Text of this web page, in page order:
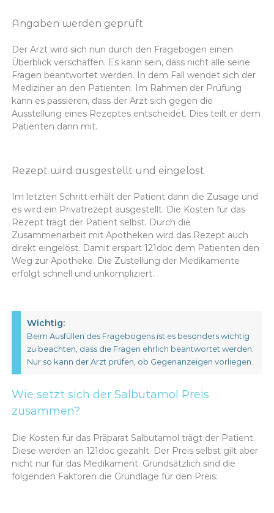
Angaben werden geprüft
Der Arzt wird sich nun durch den Fragebogen einen
Überblick verschaffen. Es kann sein, dass nicht alle seine
Fragen beantwortet werden. In dem Fall wendet sich der
Mediziner an den Patienten. Im Rahmen der Prüfung
kann es passieren, dass der Arzt sich gegen die
Ausstellung eines Rezeptes entscheidet. Dies teilt er dem
Patienten dann mit.
Rezept wird ausgestellt und eingelöst
Im letzten Schritt erhält der Patient dann die Zusage und
es wird ein Privatrezept ausgestellt. Die Kosten für das
Rezept trägt der Patient selbst. Durch die
Zusammenarbeit mit Apotheken wird das Rezept auch
direkt eingelöst. Damit erspart 121doc dem Patienten den
Weg zur Apotheke. Die Zustellung der Medikamente
erfolgt schnell und unkompliziert.
Wichtig:
Beim Ausfüllen des Fragebogens ist es besonders wichtig
zu beachten, dass die Fragen ehrlich beantwortet werden.
Nur so kann der Arzt prüfen, ob Gegenanzeigen vorliegen.
Wie setzt sich der Salbutamol Preis
zusammen?
Die Kosten für das Präparat Salbutamol trägt der Patient.
Diese werden an 121doc gezahlt. Der Preis selbst gilt aber
nicht nur für das Medikament. Grundsätzlich sind die
folgenden Faktoren die Grundlage für den Preis: